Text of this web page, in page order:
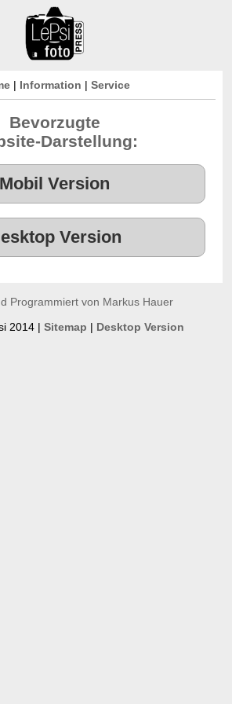
| Information | Service
Bevorzugte
Darstellung:
Programmiert von Markus Hauer
2014 |Sitemap | Desktop Version